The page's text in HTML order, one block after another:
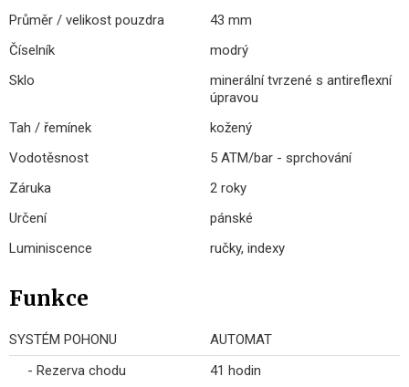
Průměr / velikost pouzdra
43 mm
Číselník
modrý
Sklo
minerální tvrzené s antireflexní
úpravou
Tah / řemínek
kožený
Vodotěsnost
5 ATM/bar - sprchování
Záruka
2 roky
Určení
pánské
Luminiscence
ručky, indexy
Funkce
SYSTÉM POHONU
AUTOMAT
- Rezerva chodu
41 hodin